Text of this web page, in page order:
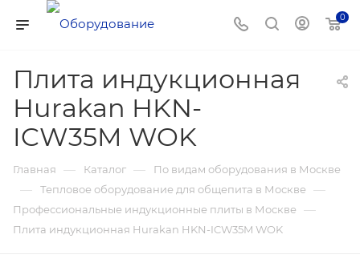
0
Плита индукционная
Hurakan HKN-
ICW35M WOK
Главная — Каталог — По видам оборудования в Москве
— Тепловое оборудование для общепита в Москве —
Профессиональные индукционные плиты в Москве —
Плита индукционная Hurakan HKN-ICW35M WOK